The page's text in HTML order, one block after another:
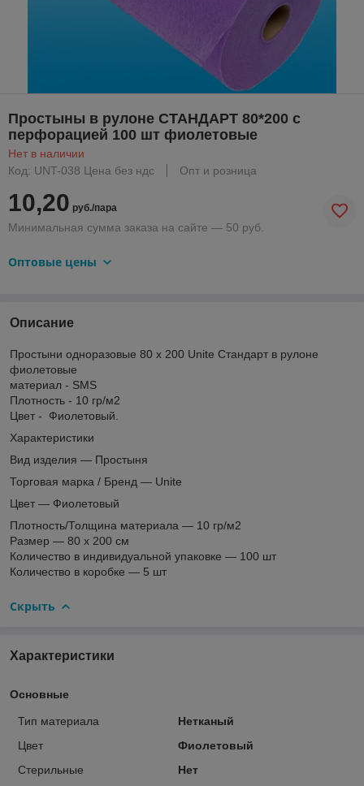
Простыны в рулоне СТАНДАРТ 80*200 с
перфорацией 100 шт фиолетовые
Нет в наличии
Код: UNT-038 Цена без ндс
Опт и розница
10,20 руб./пара
Минимальная сумма заказа на сайте — 50 руб.
Оптовые цены
Описание
Простыни одноразовые 80 x 200 Unite Стандарт в рулоне
фиолетовые
материал - SMS
Плотность - 10 гр/м2
Цвет - Фиолетовый.
Характеристики
Вид изделия — Простыня
Торговая марка / Бренд — Unite
Цвет — Фиолетовый
Плотность/Толщина материала — 10 гр/м2
Размер — 80 х 200 см
Количество в индивидуальной упаковке — 100 шт
Количество в коробке — 5 шт
Скрыть
Характеристики
Основные
Тип материала
Нетканый
Цвет
Фиолетовый
Стерильные
Нет